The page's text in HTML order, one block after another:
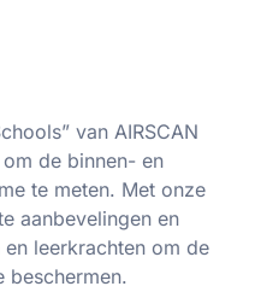
vervuilende
en
de klas
van AIRSCAN
de binnen- en
te meten. Met onze
aanbevelingen en
leerkrachten om de
beschermen.